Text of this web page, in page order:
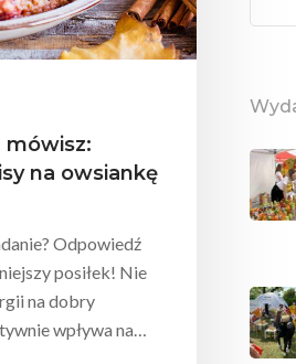
mówisz:
na owsiankę
Odpowiedź
posiłek! Nie
na dobry
wpływa na…